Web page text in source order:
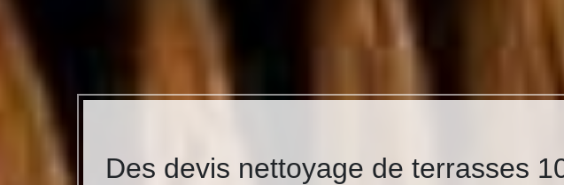
Des devis nettoyage de terrasses